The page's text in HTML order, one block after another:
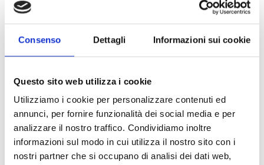
Consenso Dettagli Informazioni sui cookie
Questo sito web utilizza i cookie
Utilizziamo i cookie per personalizzare contenuti ed
annunci, per fornire funzionalità dei social media e per
analizzare il nostro traffico. Condividiamo inoltre
informazioni sul modo in cui utilizza il nostro sito con i
nostri partner che si occupano di analisi dei dati web,
La tassazione della
Società Semplice: tutti i
dettagli